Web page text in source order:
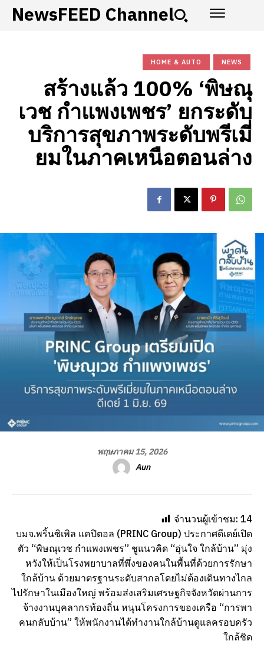
NewsFEED Channel
HOME & AUTO NEWS
สร้างแล้ว 100% ‘พิษณุ
เวช กำแพงเพชร’ ยกระดับ
บริการสุขภาพระดับพรีเมี่
ยมในภาคเหนือตอนล่าง
พฤษภาคม 15, 2026
Aun
จำนวนผู้เข้าชม: 14
บมจ.พริ้นซิเพิล แคปิตอล (PRINC Group) ประกาศดีเดย์เปิด
ตัว “พิษณุเวช กำแพงเพชร” ชูแนวคิด “อุ่นใจ ใกล้บ้าน” มุ่ง
หวังให้เป็นโรงพยาบาลที่พึ่งของคนในพื้นที่ด้วยการรักษา
ใกล้บ้าน ด้วยมาตรฐานระดับสากลโดยไม่ต้องเดินทางไกล
ไปรักษาในเมืองใหญ่ พร้อมส่งเสริมเศรษฐกิจจังหวัดผ่านการ
จ้างงานบุคลากรท้องถิ่น หนุนโครงการของเครือ “การพา
คนกลับบ้าน” ให้พนักงานได้ทำงานใกล้บ้านดูแลครอบครัว
ใกล้ชิด